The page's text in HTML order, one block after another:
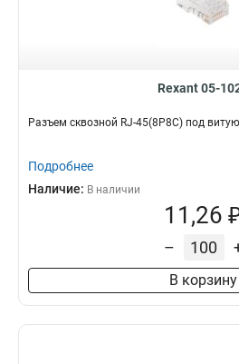
Rexant 05-
Разъем cквозной RJ-45(8P8C) под витую
Подробнее
Наличие: В наличии
11,26
–
В корзину